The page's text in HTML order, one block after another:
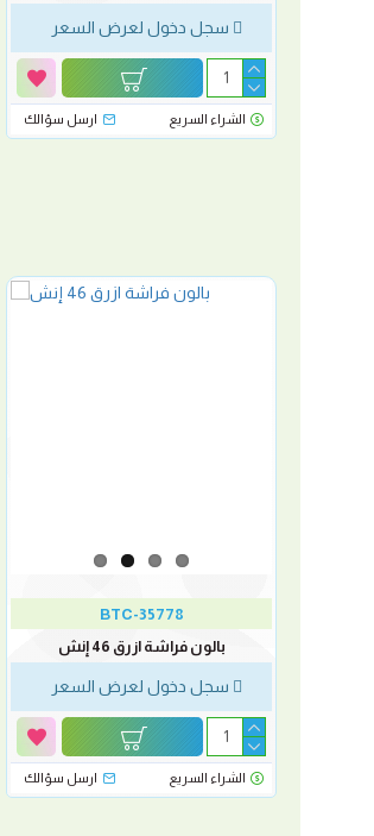
سجل دخول لعرض السعر
الشراء السريع ارسل سؤالك
BTC-35778
بالون فراشة ازرق 46 إنش
سجل دخول لعرض السعر
الشراء السريع ارسل سؤالك